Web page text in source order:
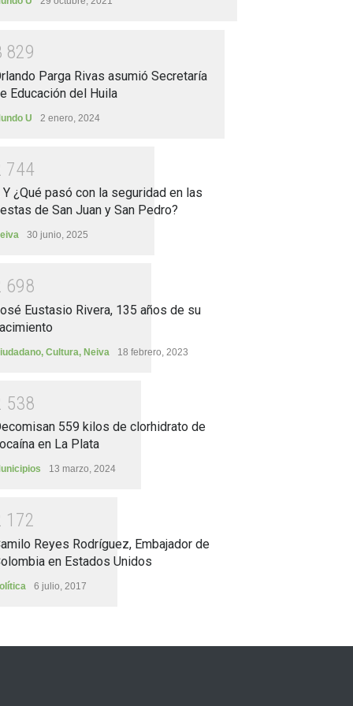
829
Parga Rivas asumió Secretaría
Educación del Huila
U 2 enero, 2024
744
Y ¿Qué pasó con la seguridad en las
de San Juan y San Pedro?
30 junio, 2025
698
Eustasio Rivera, 135 años de su
, Cultura, Neiva 18 febrero, 2023
538
559 kilos de clorhidrato de
en La Plata
13 marzo, 2024
1 72
Reyes Rodríguez, Embajador de
en Estados Unidos
6 julio, 2017